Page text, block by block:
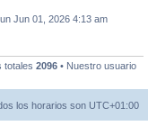
Jun 01, 2026 4:13 am
totales 2096 • Nuestro usuario
los horarios son UTC+01:00